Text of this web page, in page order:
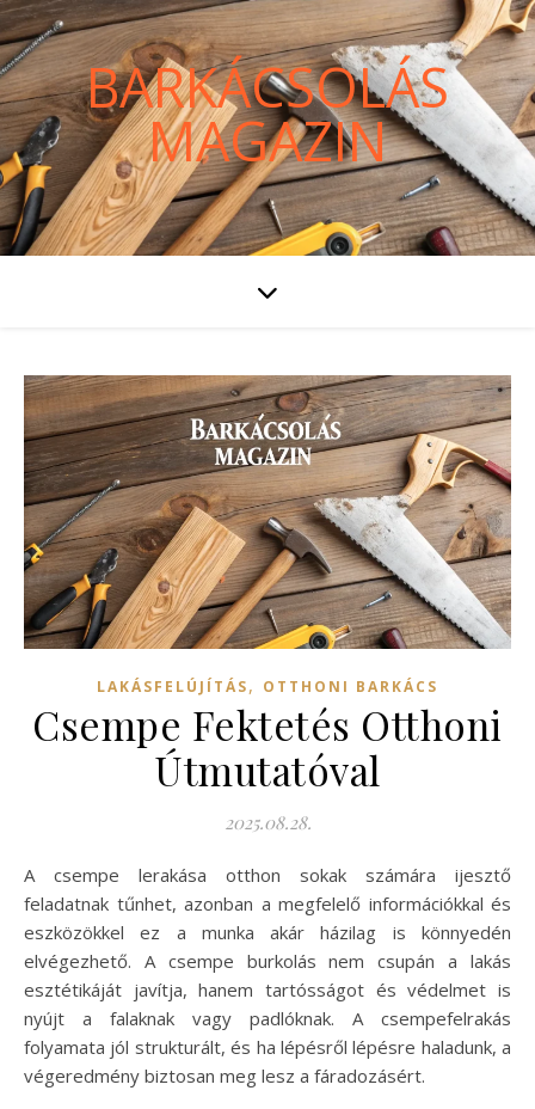
BARKÁCSOLÁS
MAGAZIN
LAKÁSFELÚJÍTÁS, OTTHONI BARKÁCS
Csempe Fektetés Otthoni
Útmutatóval
2025.08.28.
A csempe lerakása otthon sokak számára ijesztő
feladatnak tűnhet, azonban a megfelelő információkkal és
eszközökkel ez a munka akár házilag is könnyedén
elvégezhető. A csempe burkolás nem csupán a lakás
esztétikáját javítja, hanem tartósságot és védelmet is
nyújt a falaknak vagy padlóknak. A csempefelrakás
folyamata jól strukturált, és ha lépésről lépésre haladunk, a
végeredmény biztosan meg lesz a fáradozásért.